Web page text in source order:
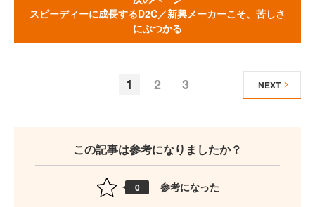
スピーディーに成長するD2C／新興メーカーこそ、苦しさ
にぶつかる
1 2 3 NEXT
この記事は参考になりましたか？
0 参考になった